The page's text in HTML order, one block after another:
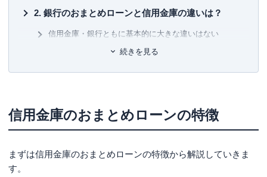
銀行のおまとめローンと信用金庫の違いは？
信用金庫・銀行ともに基本的に大きな違いはない
ただし銀行とは異なる部分もある！
借りるなら銀行と信用金庫のどちらのおまとめロ
信用金庫のおまとめローンがおすすめなのはこの
ような人
続きを見る
信用金庫のおまとめローンの特徴
まずは信用金庫のおまとめローンの特徴から解説していきま
す。